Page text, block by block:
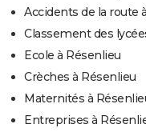
Accidents de la route
Classement des
Ecole à Résenlieu
Crèches à Résenlieu
Maternités à
Entreprises à